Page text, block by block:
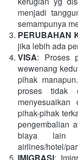
menjadi
semampunya
PERUBAHAN
jika lebih ada
VISA: Proses
wewenang
pihak
proses tidak
pihak-pihak
pengembalian
biaya lain
airlines/hotel/